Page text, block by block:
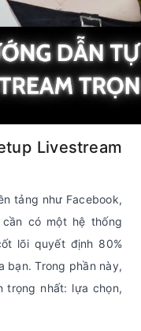
Livestream
tảng như Facebook,
cần có một hệ thống
lõi quyết định 80%
bạn. Trong phần này,
trọng nhất: lựa chọn,